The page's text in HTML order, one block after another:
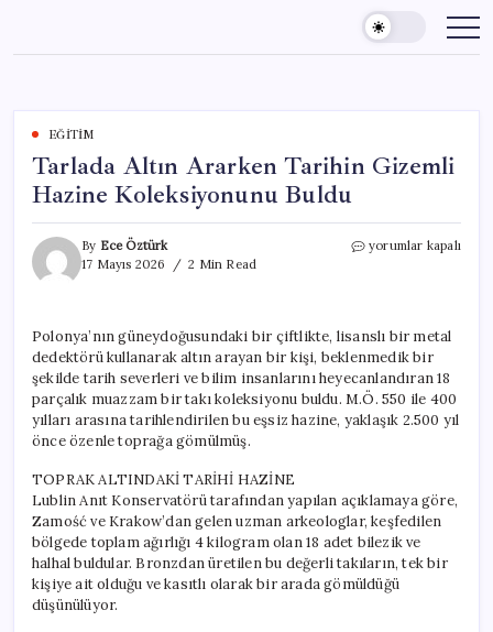
content
EĞITIM
Tarlada Altın Ararken Tarihin Gizemli
Hazine Koleksiyonunu Buldu
By Ece Öztürk
17 Mayıs 2026
2 Min Read
Tarlada
Hazine
Koleksiyonunu
Buldu
için
yorumlar kapalı
Polonya’nın güneydoğusundaki bir çiftlikte, lisanslı bir metal
dedektörü kullanarak altın arayan bir kişi, beklenmedik bir
şekilde tarih severleri ve bilim insanlarını heyecanlandıran 18
parçalık muazzam bir takı koleksiyonu buldu. M.Ö. 550 ile 400
yılları arasına tarihlendirilen bu eşsiz hazine, yaklaşık 2.500 yıl
önce özenle toprağa gömülmüş.
TOPRAK ALTINDAKİ TARİHİ HAZİNE
Lublin Anıt Konservatörü tarafından yapılan açıklamaya göre,
Zamość ve Krakow’dan gelen uzman arkeologlar, keşfedilen
bölgede toplam ağırlığı 4 kilogram olan 18 adet bilezik ve
halhal buldular. Bronzdan üretilen bu değerli takıların, tek bir
kişiye ait olduğu ve kasıtlı olarak bir arada gömüldüğü
düşünülüyor.